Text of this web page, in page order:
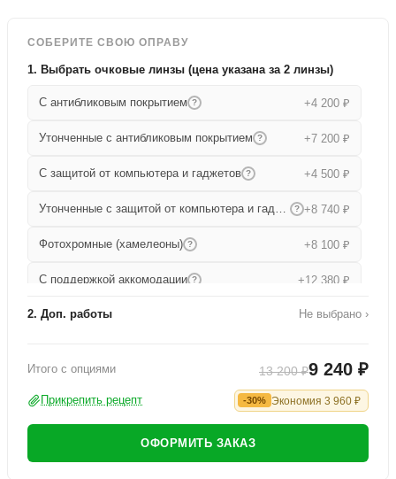
СОБЕРИТЕ СВОЮ ОПРАВУ
1. Выбрать очковые линзы (цена указана за 2 линзы)
С антибликовым покрытием ? +4 200 ₽
Утонченные с антибликовым покрытием ? +7 200 ₽
С защитой от компьютера и гаджетов ? +4 500 ₽
Утонченные с защитой от компьютера и гаджетов ? +8 740 ₽
Фотохромные (хамелеоны) ? +8 100 ₽
С поддержкой аккомодации ? +12 380 ₽
Прогрессивные +15 680 ₽
2. Доп. работы
Не выбрано ›
Итого с опциями 13 200 ₽9 240 ₽
Прикрепить рецепт -30% Экономия 3 960 ₽
ОФОРМИТЬ ЗАКАЗ